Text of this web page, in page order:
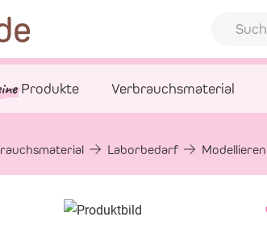
Produkte Verbrauchsmaterial
Laborbedarf Modellieren